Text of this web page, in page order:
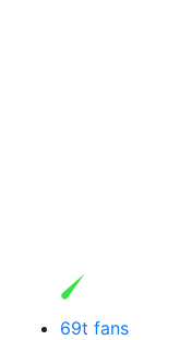
69t fans